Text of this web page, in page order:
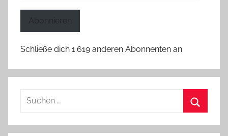
Abonnieren
Schließe dich 1.619 anderen Abonnenten an
Suchen